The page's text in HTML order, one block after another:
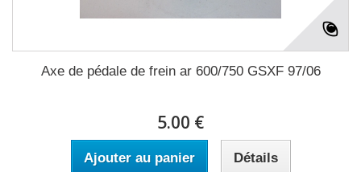
Axe de pédale de frein ar 600/750 GSXF 97/06
5.00 €
Ajouter au panier Détails